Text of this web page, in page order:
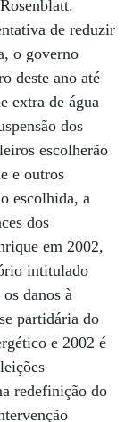
de reduzir
o governo
deste ano até
extra de água
dos
escolherão
e outros
escolhida, a
dos
em 2002,
intitulado
danos à
partidária do
e 2002 é
redefinição do